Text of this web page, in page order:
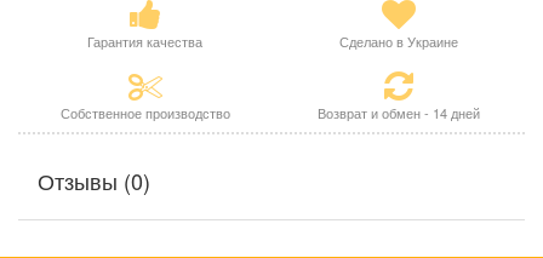
Гарантия качества Сделано в Украине
Собственное производство Возврат и обмен - 14 дней
Отзывы (0)